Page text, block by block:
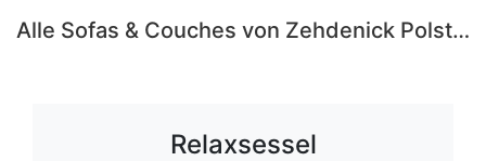
Alle Sofas & Couches von Zehdenick Polstermöbel entdecken ›
Relaxsessel